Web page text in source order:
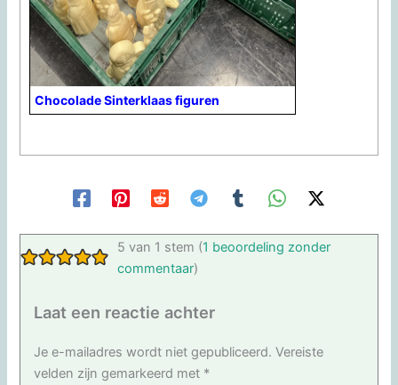
Chocolade Sinterklaas figuren
5 van 1 stem (1 beoordeling zonder
commentaar)
Laat een reactie achter
Je e-mailadres wordt niet gepubliceerd. Vereiste
velden zijn gemarkeerd met *